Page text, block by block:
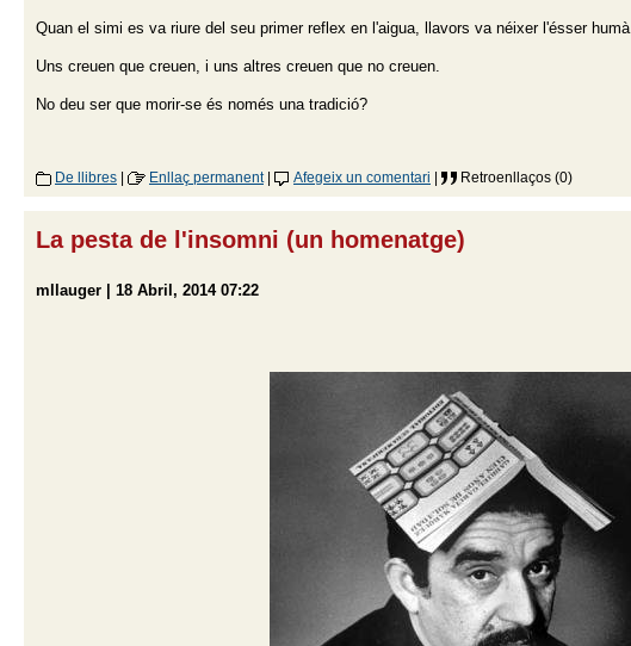
Quan el simi es va riure del seu primer reflex en l'aigua, llavors va néixer l'ésser humà.
Uns creuen que creuen, i uns altres creuen que no creuen.
No deu ser que morir-se és només una tradició?
De llibres | Enllaç permanent| Afegeix un comentari | Retroenllaços (0)
La pesta de l'insomni (un homenatge)
mllauger | 18 Abril, 2014 07:22